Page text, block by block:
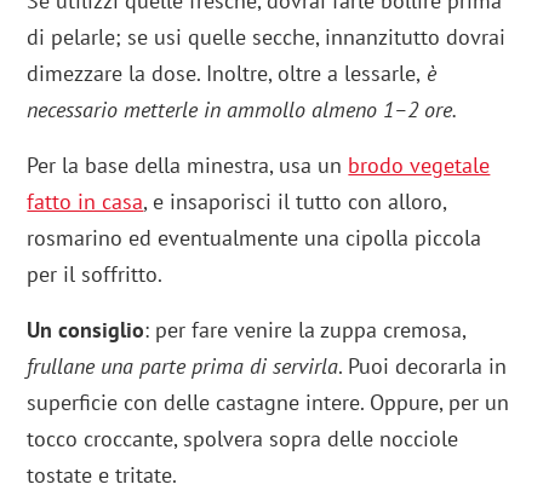
di pelarle; se usi quelle secche, innanzitutto dovrai
dimezzare la dose. Inoltre, oltre a lessarle, è
necessario metterle in ammollo almeno 1–2 ore.
Per la base della minestra, usa un brodo vegetale
fatto in casa, e insaporisci il tutto con alloro,
rosmarino ed eventualmente una cipolla piccola
per il soffritto.
Un consiglio: per fare venire la zuppa cremosa,
frullane una parte prima di servirla. Puoi decorarla in
superficie con delle castagne intere. Oppure, per un
tocco croccante, spolvera sopra delle nocciole
tostate e tritate.